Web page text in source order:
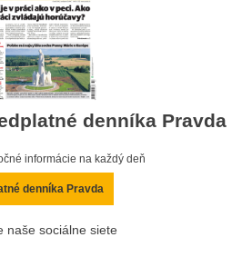
denníka Pravda
informácie na každý deň
denníka Pravda
naše sociálne siete